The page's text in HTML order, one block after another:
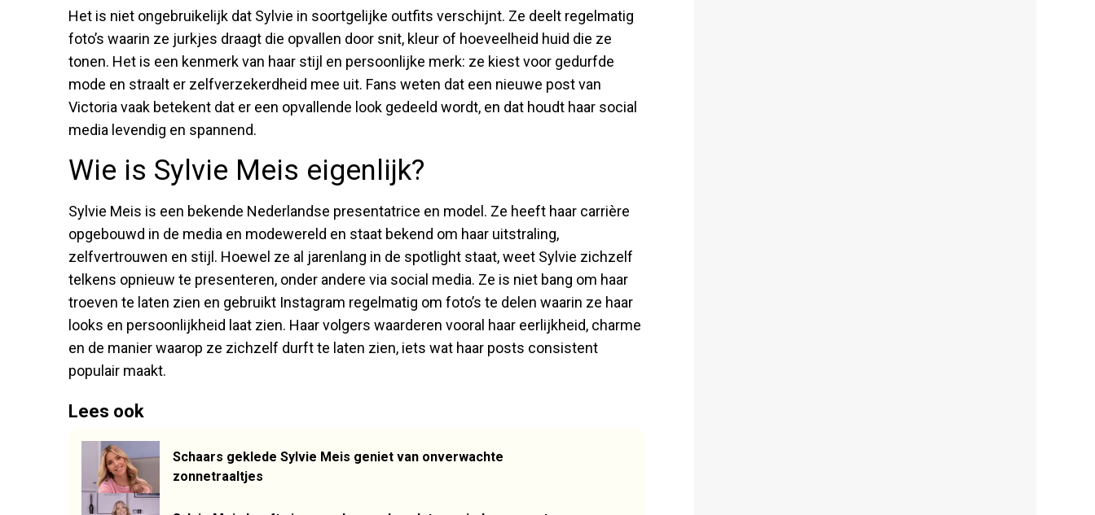
Het is niet ongebruikelijk dat Sylvie in soortgelijke outfits verschijnt. Ze deelt regelmatig
foto’s waarin ze jurkjes draagt die opvallen door snit, kleur of hoeveelheid huid die ze
tonen. Het is een kenmerk van haar stijl en persoonlijke merk: ze kiest voor gedurfde
mode en straalt er zelfverzekerdheid mee uit. Fans weten dat een nieuwe post van
Victoria vaak betekent dat er een opvallende look gedeeld wordt, en dat houdt haar social
media levendig en spannend.
Wie is Sylvie Meis eigenlijk?
Sylvie Meis is een bekende Nederlandse presentatrice en model. Ze heeft haar carrière
opgebouwd in de media en modewereld en staat bekend om haar uitstraling,
zelfvertrouwen en stijl. Hoewel ze al jarenlang in de spotlight staat, weet Sylvie zichzelf
telkens opnieuw te presenteren, onder andere via social media. Ze is niet bang om haar
troeven te laten zien en gebruikt Instagram regelmatig om foto’s te delen waarin ze haar
looks en persoonlijkheid laat zien. Haar volgers waarderen vooral haar eerlijkheid, charme
en de manier waarop ze zichzelf durft te laten zien, iets wat haar posts consistent
populair maakt.
Lees ook
Schaars geklede Sylvie Meis geniet van onverwachte
zonnetraaltjes